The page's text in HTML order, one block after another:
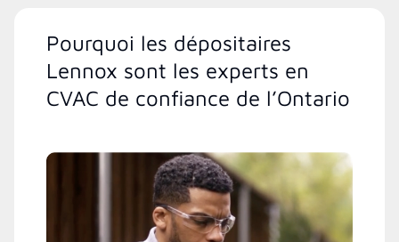
Pourquoi les dépositaires
Lennox sont les experts en
CVAC de confiance de l’Ontario